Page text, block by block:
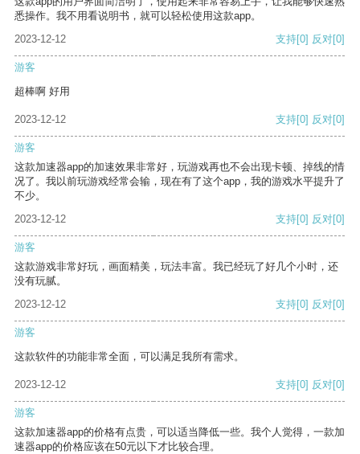
悉操作。我不用看说明书，就可以轻松使用这款app。
2023-12-12
支持[0] 反对[0]
游客
超棒啊 好用
2023-12-12 支持[0] 反对[0]
游客
这款加速器app的加速效果非常好，玩游戏再也不会出现卡顿、掉线的情
况了。我以前玩游戏经常会输，现在有了这个app，我的游戏水平提升了
不少。
2023-12-12
支持[0] 反对[0]
游客
这款游戏非常好玩，画面精美，玩法丰富。我已经玩了好几个小时，还
没有玩腻。
2023-12-12
支持[0] 反对[0]
游客
这款软件的功能非常全面，可以满足我所有需求。
2023-12-12 支持[0] 反对[0]
游客
这款加速器app的价格有点贵，可以适当降低一些。我个人觉得，一款加
速器app的价格应该在50元以下才比较合理。